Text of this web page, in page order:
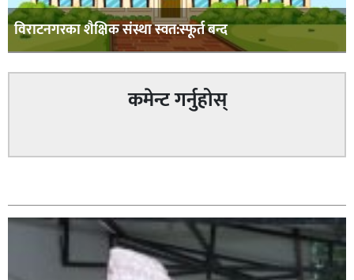
विराटनगरका शैक्षिक संस्था स्वत:स्फूर्त बन्द
कमेन्ट गर्नुहोस्